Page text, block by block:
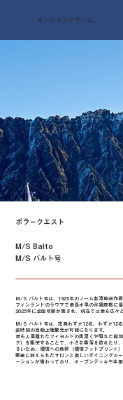
オーシャンドリーム
ポラークエスト
M/S バルト号
M/S Balto
M/S バルト号は、1925年のノーム血清輸送作
フィンランドのラウマで最高水準の氷級規格に
2025年に全面改装が施され、現在では最も広々
M/S バルト号は、定員わずか12名。わずか12
長時間の自動上陸観光が可能になります。
最も人里離れたフィヨルドの奥深くや隠れた錨
ク）を駆使することで、小さな集落を訪れたり
さいため、環境への負荷（環境フットプリント
豪華に設えられたサロンと美しいダイニングル
ーションが備わっており、オープンデッキや半